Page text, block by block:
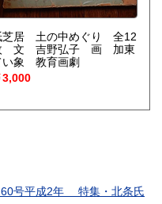
芝居 土の中めぐり 全12
文 吉野弘子 画 加東
い象 教育画劇
3,000
号平成2年 特集・北条氏